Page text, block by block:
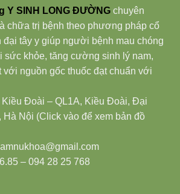
Y SINH LONG ĐƯỜNG chuyên
chữa trị bệnh theo phương pháp cổ
đại tây y giúp người bệnh mau chóng
sức khỏe, tăng cường sinh lý nam,
nguồn gốc thuốc đạt chuẩn với
Kiều Đoài – QL1A, Kiều Đoài, Đại
Hà Nội (Click vào để xem bản đồ
– 094 28 25 768